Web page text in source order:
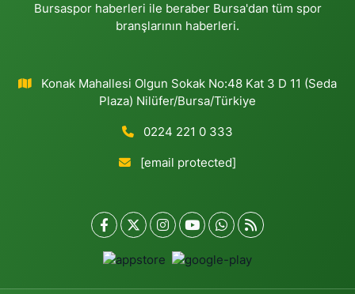
Bursaspor haberleri ile beraber Bursa'dan tüm spor
branşlarının haberleri.
Konak Mahallesi Olgun Sokak No:48 Kat 3 D 11 (Seda
Plaza) Nilüfer/Bursa/Türkiye
0224 221 0 333
[email protected]